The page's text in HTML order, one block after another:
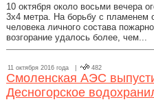
10 октября около восьми вечера
3х4 метра. На борьбу с пламенем
человека личного состава
возгорание удалось более, чем...
11 октября 2016 года | 482
Смоленская АЭС
Десногорское